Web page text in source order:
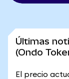
Últimas
(Ondo
El precio